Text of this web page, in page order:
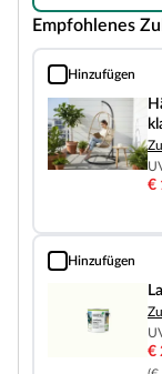
Empfohlenes
Hinzufügen
Hängesessel mit
€
Hinzufügen
Landhausfarbe
€